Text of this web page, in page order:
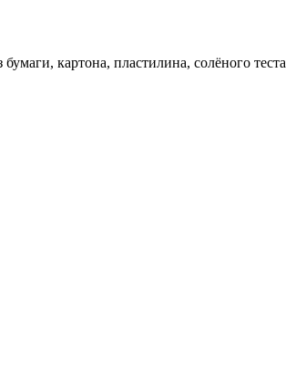
картона, пластилина, солёного